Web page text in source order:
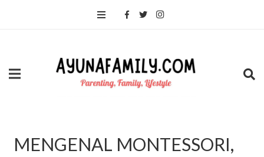
MENGENAL MONTESSORI,